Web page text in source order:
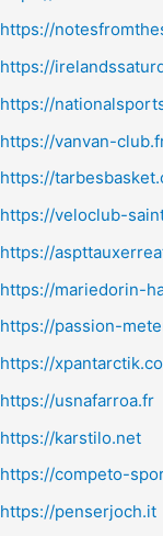
https://
https://
https://
https://vanvan-
https://
https://veloclub-
https://
https://mariedorin-
https://passion-
https://
https://usnafarroa.fr
https://karstilo.net
https://competo-
https://penserjoch.it